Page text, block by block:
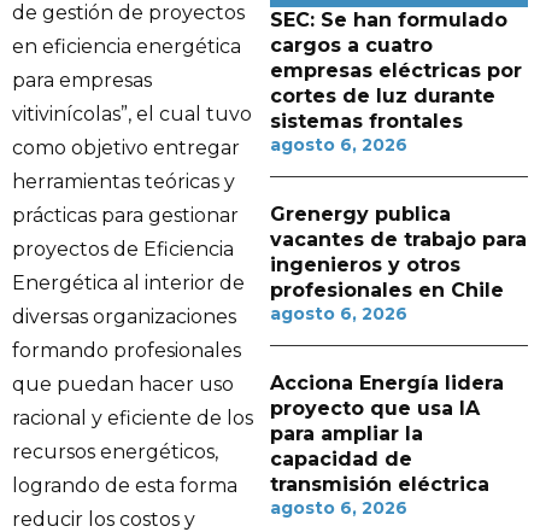
de gestión de proyectos
en eficiencia energética
para empresas
vitivinícolas”, el cual tuvo
como objetivo entregar
herramientas teóricas y
prácticas para gestionar
proyectos de Eficiencia
Energética al interior de
diversas organizaciones
formando profesionales
que puedan hacer uso
racional y eficiente de los
recursos energéticos,
logrando de esta forma
reducir los costos y
SEC: Se han formulado
cargos a cuatro
empresas eléctricas por
cortes de luz durante
sistemas frontales
agosto 6, 2026
Grenergy publica
vacantes de trabajo para
ingenieros y otros
profesionales en Chile
agosto 6, 2026
Acciona Energía lidera
proyecto que usa IA
para ampliar la
capacidad de
transmisión eléctrica
agosto 6, 2026